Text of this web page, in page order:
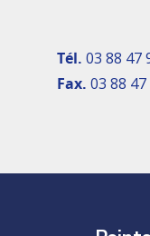
Tél. 03 88 47
Fax. 03 88 47